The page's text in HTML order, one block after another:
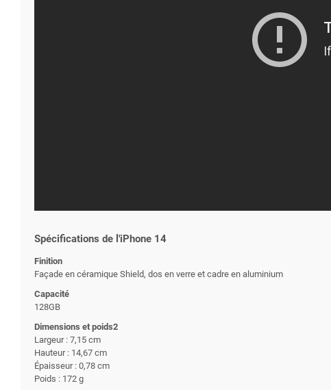
Spécifications de l'iPhone 14
Finition
Façade en céramique Shield, dos en verre et cadre en aluminium
Capacité
128GB
Dimensions et poids2
Largeur : 7,15 cm
Hauteur : 14,67 cm
Épaisseur : 0,78 cm
Poids : 172 g